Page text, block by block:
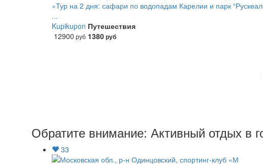
«Тур на 2 дня: сафари по водопадам Карелии и парк
...
Kupikupon Путешествия
12900 руб 1380руб
Обратите внимание: Активный отдых в
33